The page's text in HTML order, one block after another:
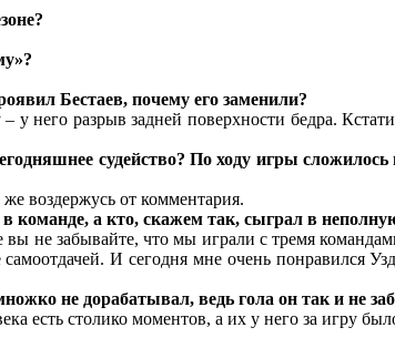
Бестаев, почему его заменили?
у него разрыв задней поверхности бедра.
судейство? По ходу игры
воздержусь от комментария.
команде, а кто, скажем так, сыграл в
не забывайте, что мы играли с тремя
И сегодня мне очень понравился
не дорабатывал, ведь гола он так и не
есть столико моментов, а их у него за игру